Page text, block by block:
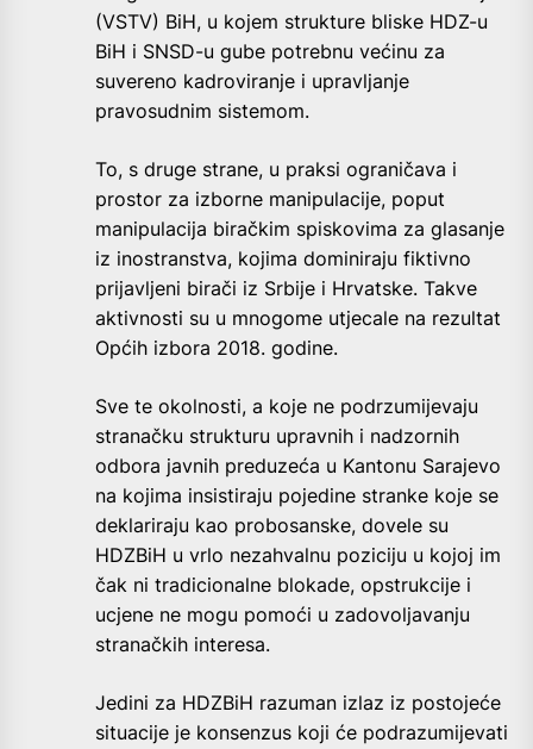
(VSTV) BiH, u kojem strukture bliske HDZ-u
BiH i SNSD-u gube potrebnu većinu za
suvereno kadroviranje i upravljanje
pravosudnim sistemom.
To, s druge strane, u praksi ograničava i
prostor za izborne manipulacije, poput
manipulacija biračkim spiskovima za glasanje
iz inostranstva, kojima dominiraju fiktivno
prijavljeni birači iz Srbije i Hrvatske. Takve
aktivnosti su u mnogome utjecale na rezultat
Općih izbora 2018. godine.
Sve te okolnosti, a koje ne podrzumijevaju
stranačku strukturu upravnih i nadzornih
odbora javnih preduzeća u Kantonu Sarajevo
na kojima insistiraju pojedine stranke koje se
deklariraju kao probosanske, dovele su
HDZBiH u vrlo nezahvalnu poziciju u kojoj im
čak ni tradicionalne blokade, opstrukcije i
ucjene ne mogu pomoći u zadovoljavanju
stranačkih interesa.
Jedini za HDZBiH razuman izlaz iz postojeće
situacije je konsenzus koji će podrazumijevati